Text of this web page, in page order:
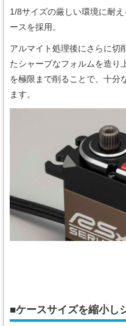
1/8サイズの厳しい環境に耐
ースを採用。
アルマイト処理後にさらに切
たシャープなフォルムを造り
を極限まで削ることで、十分
ます。
■ケースサイズを縮小し